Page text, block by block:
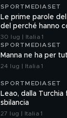
SPORTMEDIASET
Le prime parole
del perché hanno
30 lug | Italia 1
SPORTMEDIASET
Manna ne ha per
24 lug | Italia 1
SPORTMEDIASET
Leao, dalla Turchia
sbilancia
27 lug | Italia 1